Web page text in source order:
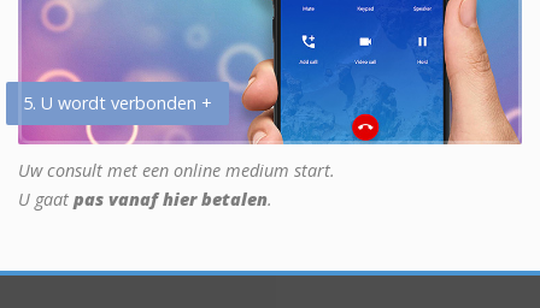
5. U wordt verbonden +
Uw consult met een online medium start.
U gaat pas vanaf hier betalen.